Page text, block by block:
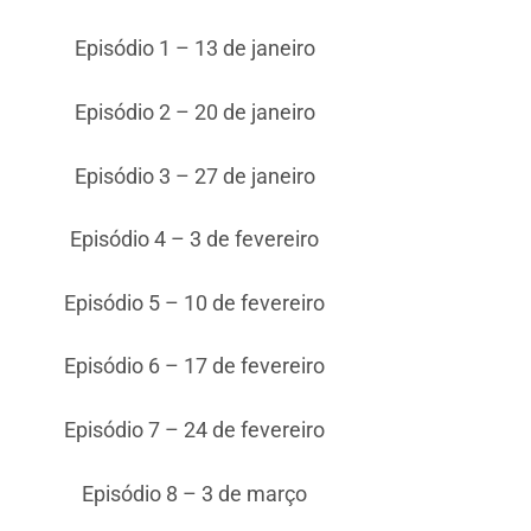
Episódio 1 – 13 de janeiro
Episódio 2 – 20 de janeiro
Episódio 3 – 27 de janeiro
Episódio 4 – 3 de fevereiro
Episódio 5 – 10 de fevereiro
Episódio 6 – 17 de fevereiro
Episódio 7 – 24 de fevereiro
Episódio 8 – 3 de março